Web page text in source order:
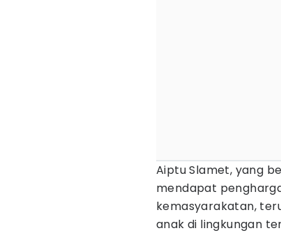
Aiptu Slamet, yang
mendapat
kemasyarakatan,
anak di lingkungan